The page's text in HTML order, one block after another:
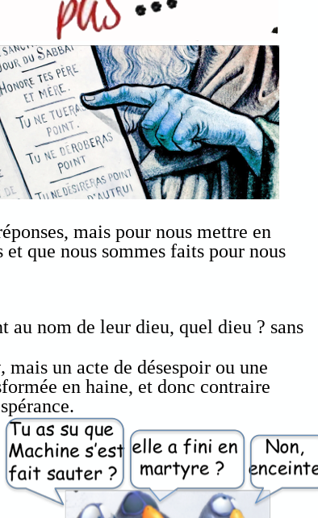
au nom de leur dieu, quel dieu ? sans
mais un acte de désespoir ou une
en haine, et donc contraire
mais pour nous mettre en
que nous sommes faits pour nous